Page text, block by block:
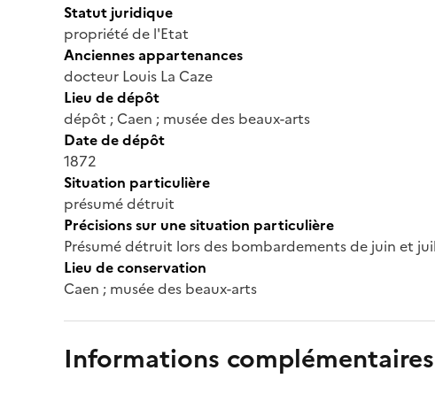
Statut juridique
propriété de l'Etat
Anciennes appartenances
docteur Louis La Caze
Lieu de dépôt
dépôt ; Caen ; musée des beaux-arts
Date de dépôt
1872
Situation particulière
présumé détruit
Précisions sur une situation particulière
Présumé détruit lors des bombardements de juin et
Lieu de conservation
Caen ; musée des beaux-arts
Informations complémentaires